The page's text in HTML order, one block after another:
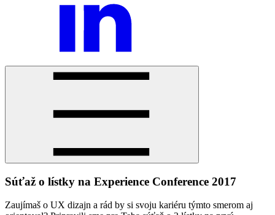
Súťaž o lístky na Experience Conference 2017
Zaujímaš o UX dizajn a rád by si svoju kariéru týmto smerom aj